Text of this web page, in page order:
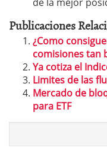
Publicaciones
¿Como
comisiones tan
Ya cotiza el
Limites de las
Mercado de
para ETF